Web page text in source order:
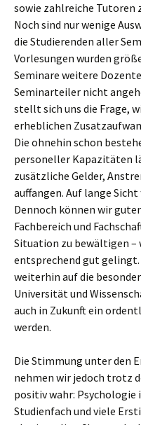
sowie zahlreiche Tutoren
Noch sind nur wenige
die Studierenden aller
Vorlesungen wurden
Seminare weitere
Seminarteiler nicht
stellt sich uns die Frage,
erheblichen
Die ohnehin schon
personeller Kapazitäten
zusätzliche Gelder,
auffangen. Auf lange
Dennoch können wir
Fachbereich und
Situation zu bewältigen –
entsprechend gut gelingt.
weiterhin auf die
Universität und
auch in Zukunft ein
werden.
Die Stimmung unter den
nehmen wir jedoch trotz
positiv wahr:
Studienfach und viele